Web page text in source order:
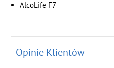
AlcoLife F7
Opinie Klientów